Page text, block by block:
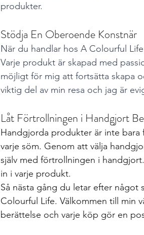
produkter.
Stödja En Oberoende Konstnär
När du handlar hos A Colourful
Varje produkt är skapad med
möjligt för mig att fortsätta skapa
viktig del av min resa och jag är
Låt Förtrollningen i Handgjort
Handgjorda produkter är inte bara
varje söm. Genom att välja
själv med förtrollningen i
in i varje produkt.
Så nästa gång du letar efter
Colourful Life. Välkommen till min
berättelse och varje köp gör en